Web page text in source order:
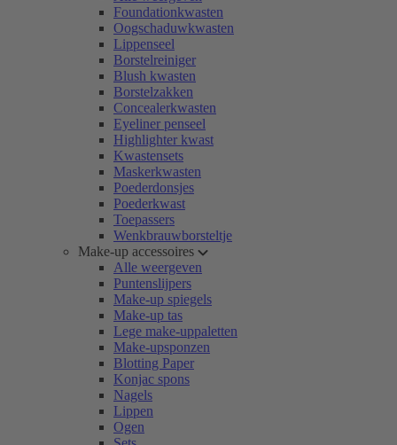
Foundationkwasten
Oogschaduwkwasten
Lippenseel
Borstelreiniger
Blush kwasten
Borstelzakken
Concealerkwasten
Eyeliner penseel
Highlighter kwast
Kwastensets
Maskerkwasten
Poederdonsjes
Poederkwast
Toepassers
Wenkbrauwborsteltje
Make-up accessoires
Alle weergeven
Puntenslijpers
Make-up spiegels
Make-up tas
Lege make-uppaletten
Make-upsponzen
Blotting Paper
Konjac spons
Nagels
Lippen
Ogen